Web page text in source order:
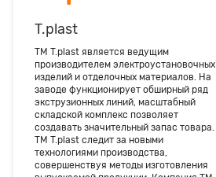
T.plast
ТМ T.plast является ведущим
производителем электроустановочных
изделий и отделочных материалов. На
заводе функционирует обширный ряд
экструзионных линий, масштабный
складской комплекс позволяет
создавать значительный запас товара.
ТМ T.plast следит за новыми
технологиями производства,
совершенствуя методы изготовления